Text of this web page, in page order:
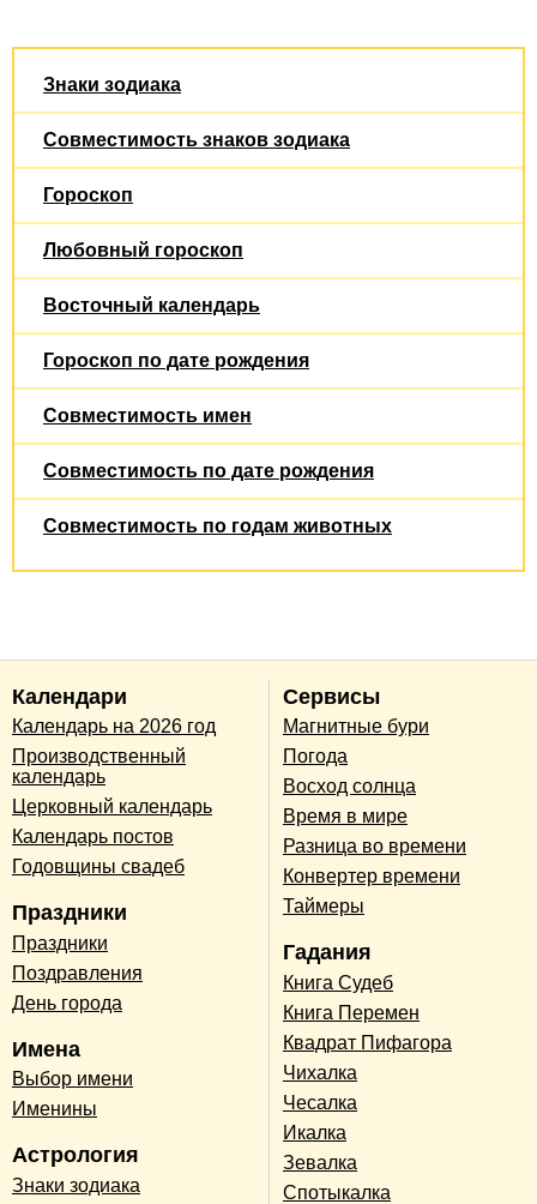
Знаки зодиака
Совместимость знаков зодиака
Гороскоп
Любовный гороскоп
Восточный календарь
Гороскоп по дате рождения
Совместимость имен
Совместимость по дате рождения
Совместимость по годам животных
Календари
Календарь на 2026 год
Производственный
календарь
Церковный календарь
Календарь постов
Годовщины свадеб
Праздники
Праздники
Поздравления
День города
Имена
Выбор имени
Именины
Астрология
Знаки зодиака
Сервисы
Магнитные бури
Погода
Восход солнца
Время в мире
Разница во времени
Конвертер времени
Таймеры
Гадания
Книга Судеб
Книга Перемен
Квадрат Пифагора
Чихалка
Чесалка
Икалка
Зевалка
Спотыкалка